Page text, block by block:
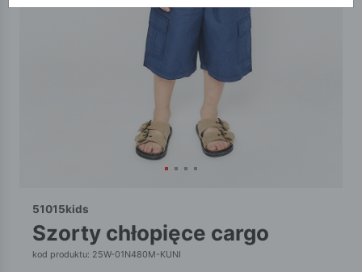
51015kids
szorty chłopięce cargo
kod produktu: 25W-01N480M-KUNI